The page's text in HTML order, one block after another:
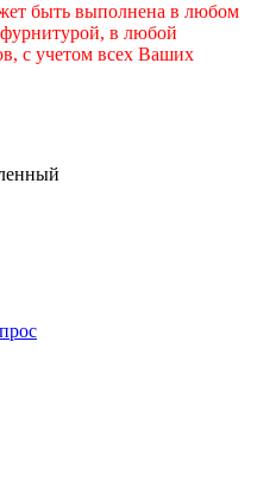
быть выполнена в любом
в любой
с учетом всех Ваших